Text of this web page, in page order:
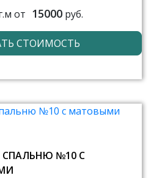
от 15000руб.
СТОИМОСТЬ
СПАЛЬНЮ №10 С